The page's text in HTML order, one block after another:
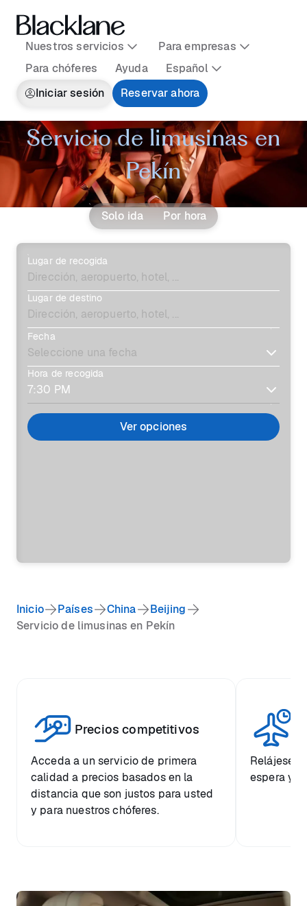
Nuestros servicios
Para empresas
Para chóferes
Ayuda
Español
Iniciar sesión
Reservar ahora
Servicio de limusinas en
Pekín
Solo ida Por hora
Lugar de recogida
Lugar de destino
Fecha
Hora de recogida
Ver opciones
Inicio Países China
Beijing
Servicio de limusinas en Pekín
Precios competitivos
Acceda a un servicio de primera
calidad a precios basados en la
distancia que son justos para usted
y para nuestros chóferes.
Relájese
espera y